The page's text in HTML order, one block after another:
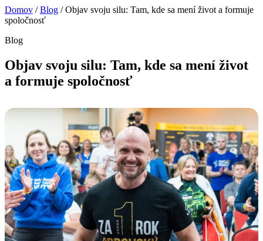
Domov / Blog / Objav svoju silu: Tam, kde sa mení život a formuje
spoločnosť
Blog
Objav svoju silu: Tam, kde sa mení život
a formuje spoločnosť